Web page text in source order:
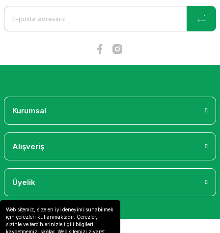
Web sitemiz, size en iyi deneyimi sunabilmek
için çerezleri kullanmaktadır. Çerezler,
sizinle ve tercihlerinizle ilgili bilgileri
kaydetmemizi sağlar. Web sitemizi ziyaret
Kurumsal
Alışveriş
Üyelik